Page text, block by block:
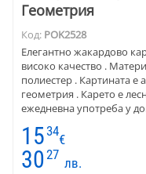
Геометрия
Код: POK2528
Елегантно жакардово
високо качество .
полиестер . Картината е
геометрия . Карето е
ежедневна употреба у
са на картината.
15 34
€
3027
лв.